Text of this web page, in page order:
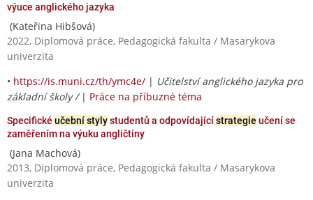
výuce anglického jazyka
(Kateřina Hibšová)
2022, Diplomová práce, Pedagogická fakulta / Masarykova
univerzita
• https://is.muni.cz/th/ymc4e/ | Učitelství anglického jazyka pro
základní školy / | Práce na příbuzné téma
Specifické učební stylystudentů a odpovídajícístrategie učení se
zaměřením na výuku angličtiny
(Jana Machová)
2013, Diplomová práce, Pedagogická fakulta / Masarykova
univerzita